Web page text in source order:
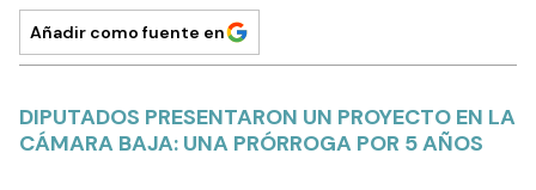
Añadir como fuente en
DIPUTADOS PRESENTARON UN PROYECTO EN LA
CÁMARA BAJA: UNA PRÓRROGA POR 5 AÑOS